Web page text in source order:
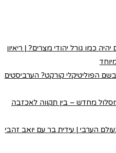
כמו גורל יהודי מצרים? | ריאיון
הפוליטיקלי קורקט? הערביסטים
מחדש – בין תקווה לאכזבה
הערבי | עידית בר עם יואב זהבי